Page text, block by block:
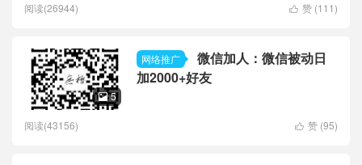
 赞 (111)
阅读(26944)
网络推广
微信加人：微信被动日
加2000+好友
 5
 赞 (95)
阅读(43156)